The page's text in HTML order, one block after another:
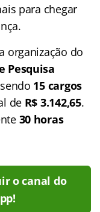
para chegar
organização do
Pesquisa
15 cargos
de R$ 3.142,65.
30 horas
o canal do